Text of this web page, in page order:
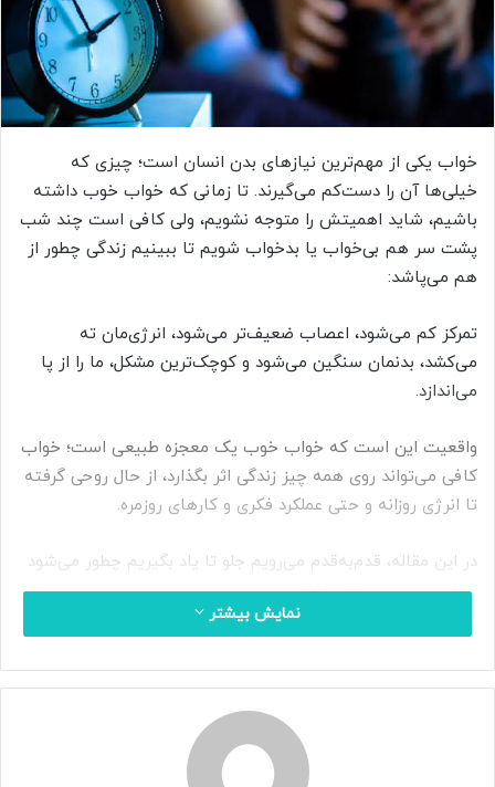
م
خواب یکی از مهم‌ترین نیازهای بدن انسان است؛ چیزی که
خیلی‌ها آن را دست‌کم می‌گیرند. تا زمانی که خواب خوب داشته
باشیم، شاید اهمیتش را متوجه نشویم، ولی کافی است چند شب
پشت سر هم بی‌خواب یا بدخواب شویم تا ببینیم زندگی چطور از
هم می‌پاشد:
تمرکز کم می‌شود، اعصاب ضعیف‌تر می‌شود، انرژی‌مان ته
می‌کشد، بدنمان سنگین می‌شود و کوچک‌ترین مشکل، ما را از پا
می‌اندازد.
واقعیت این است که خواب خوب یک معجزه طبیعی است؛ خواب
کافی می‌تواند روی همه چیز زندگی اثر بگذارد، از حال روحی گرفته
تا انرژی روزانه و حتی عملکرد فکری و کارهای روزمره.
در این مقاله، قدم‌به‌قدم می‌رویم جلو تا یاد بگیریم چطور می‌شود
خواب بهتر و عمیق‌تر داشت.
است؟
وقتی خواب هستیم، بدن خاموش نمی‌شود؛ فقط به حالت تعمیر و
نمایش بیشتر